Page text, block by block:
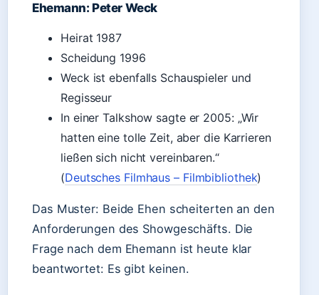
Ehemann: Peter Weck
Heirat 1987
Scheidung 1996
Weck ist ebenfalls Schauspieler und
Regisseur
In einer Talkshow sagte er 2005: „Wir
hatten eine tolle Zeit, aber die Karrieren
ließen sich nicht vereinbaren.“
(Deutsches Filmhaus – Filmbibliothek)
Das Muster: Beide Ehen scheiterten an den
Anforderungen des Showgeschäfts. Die
Frage nach dem Ehemann ist heute klar
beantwortet: Es gibt keinen.